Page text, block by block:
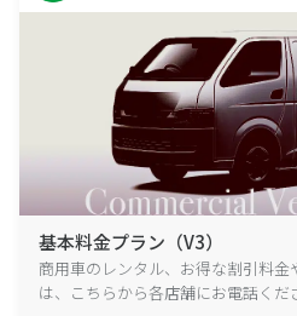
基本料金プラン（V3）
商用車のレンタル、お得な割引料
は、こちらから各店舗にお電話くだ